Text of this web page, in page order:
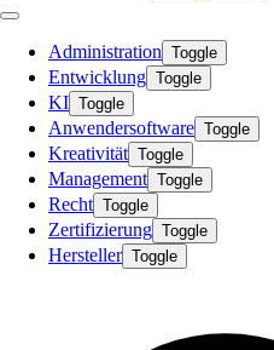
Administration Toggle
Entwicklung Toggle
KI Toggle
Anwendersoftware Toggle
Kreativität Toggle
Management Toggle
Recht Toggle
Zertifizierung Toggle
Hersteller Toggle